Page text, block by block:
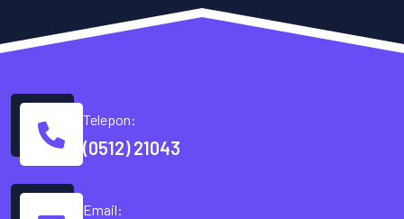
Telepon:
(0512) 21043
Email: